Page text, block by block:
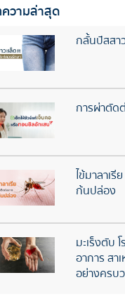
วามล่าสุด
กลั้นปัสสา
การผ่าตั
ไข้มาลาเ
ก้นปล่อง
มะเร็งตับ
อาการ สา
อย่างครบ